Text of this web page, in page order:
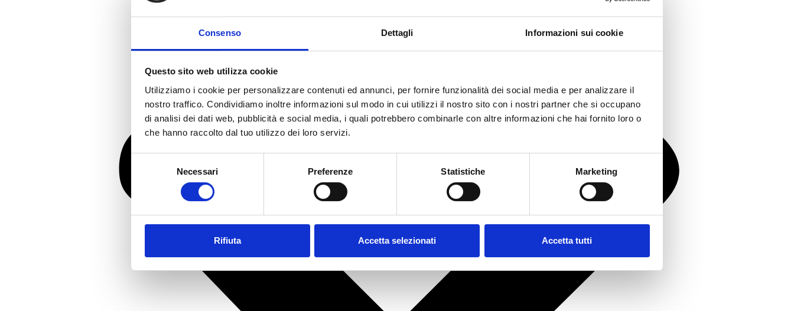
Consenso Dettagli Informazioni sui cookie
Questo sito web utilizza cookie
Utilizziamo i cookie per personalizzare contenuti ed annunci, per fornire funzionalità dei social media e per analizzare il
nostro traffico. Condividiamo inoltre informazioni sul modo in cui utilizzi il nostro sito con i nostri partner che si occupano
di analisi dei dati web, pubblicità e social media, i quali potrebbero combinarle con altre informazioni che hai fornito loro o
che hanno raccolto dal tuo utilizzo dei loro servizi.
Necessari Preferenze Statistiche Marketing
Rifiuta Accetta selezionati Accetta tutti